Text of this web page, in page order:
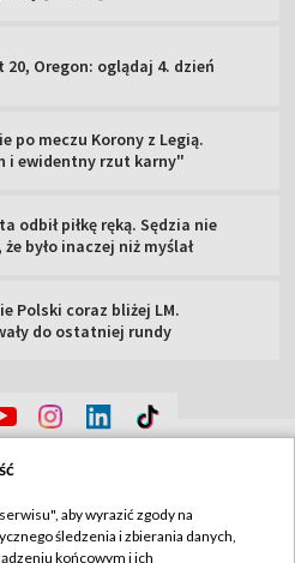
20, Oregon: oglądaj 4. dzień
po meczu Korony z Legią.
i ewidentny rzut karny"
odbił piłkę ręką. Sędzia nie
że było inaczej niż myślał
Polski coraz bliżej LM.
do ostatniej rundy
TVP
prywatności
aby wyrazić zgody na
śledzenia i zbierania danych,
końcowym i ich